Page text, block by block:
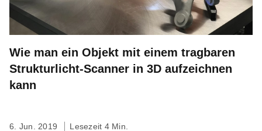
Wie man ein Objekt mit einem tragbaren
Strukturlicht-Scanner in 3D aufzeichnen
kann
6. Jun. 2019 Lesezeit 4 Min.